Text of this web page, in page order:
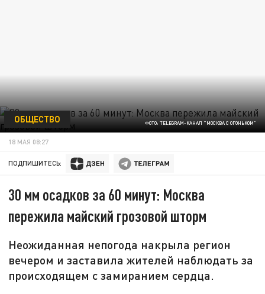
ФОТО: TELEGRAM-КАНАЛ "МОСКВА С ОГОНЬКОМ"
ОБЩЕСТВО
18 МАЯ 08:27
ПОДПИШИТЕСЬ:
30 мм осадков за 60 минут: Москва
пережила майский грозовой шторм
Неожиданная непогода накрыла регион
вечером и заставила жителей наблюдать за
происходящем с замиранием сердца.